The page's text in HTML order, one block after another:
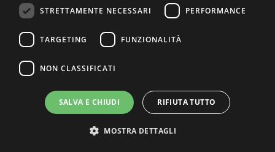
Clariscience S.r.l.
Largo Europa 1, 35137 Padova Telefono +39.049. 7443622
Website: www.clariscience.com Email:…
STRETTAMENTE NECESSARI PERFORMANCE
TARGETING FUNZIONALITÀ
NON CLASSIFICATI
SALVA E CHIUDI RIFIUTA TUTTO
MOSTRA DETTAGLI